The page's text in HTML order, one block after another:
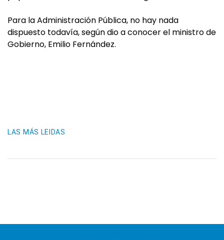
Para la Administración Pública, no hay nada
dispuesto todavía, según dio a conocer el ministro de
Gobierno, Emilio Fernández.
LAS MÁS LEIDAS